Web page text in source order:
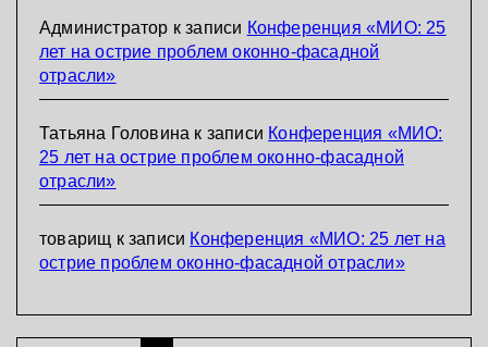
Администратор к записи Конференция «МИО: 25
лет на острие проблем оконно-фасадной
отрасли»
Татьяна Головина к записи Конференция «МИО:
25 лет на острие проблем оконно-фасадной
отрасли»
товарищ к записи Конференция «МИО: 25 лет на
острие проблем оконно-фасадной отрасли»